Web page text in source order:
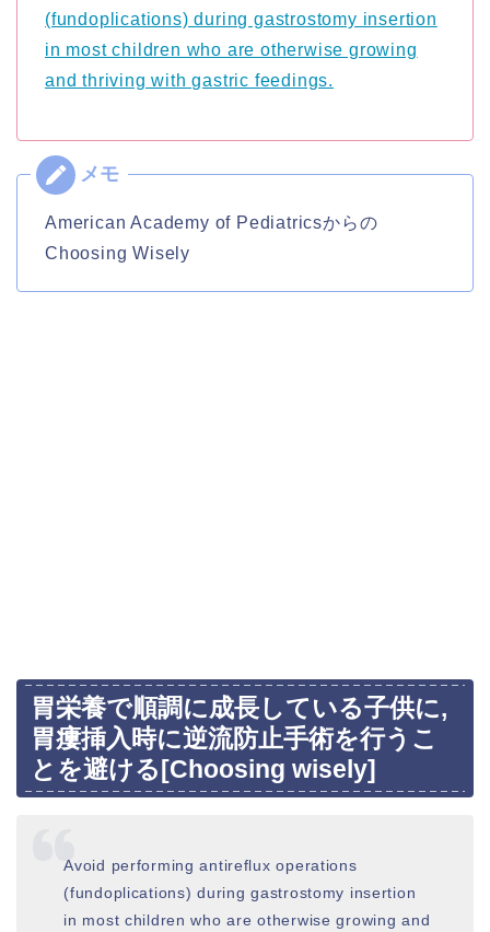
(fundoplications) during gastrostomy insertion
in most children who are otherwise growing
and thriving with gastric feedings.
American Academy of Pediatricsからの
Choosing Wisely
胃栄養で順調に成長している子供に,
胃瘻挿入時に逆流防止手術を行うこ
とを避ける[Choosing wisely]
Avoid performing antireflux operations
(fundoplications) during gastrostomy insertion
in most children who are otherwise growing and